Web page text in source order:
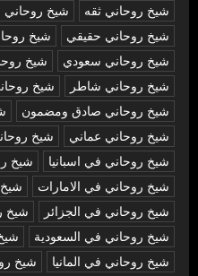
شيخ روحاني ثقه
شيخ روحاني
شيخ روحاني حقيقي
شيخ
شيخ روحاني سعودي
شيخ
شيخ روحاني شاطر
شيخ
شيخ روحاني صادق ومضمون
شيخ روحاني عماني
شيخ
شيخ روحاني في اسبانيا
شيخ
شيخ روحاني في الامارات
شيخ روحاني في الجزائر
شيخ
شيخ روحاني في السعودية
شيخ روحاني في المانيا
شيخ